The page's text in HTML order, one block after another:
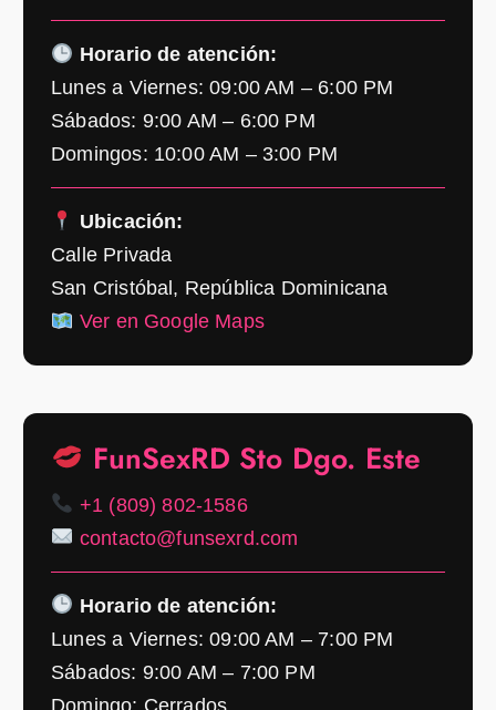
Horario de atención:
Lunes a Viernes: 09:00 AM – 6:00 PM
Sábados: 9:00 AM – 6:00 PM
Domingos: 10:00 AM – 3:00 PM
Ubicación:
Calle Privada
San Cristóbal, República Dominicana
Ver en Google Maps
FunSexRD Sto Dgo. Este
+1 (809) 802-1586
contacto@funsexrd.com
Horario de atención:
Lunes a Viernes: 09:00 AM – 7:00 PM
Sábados: 9:00 AM – 7:00 PM
Domingo: Cerrados